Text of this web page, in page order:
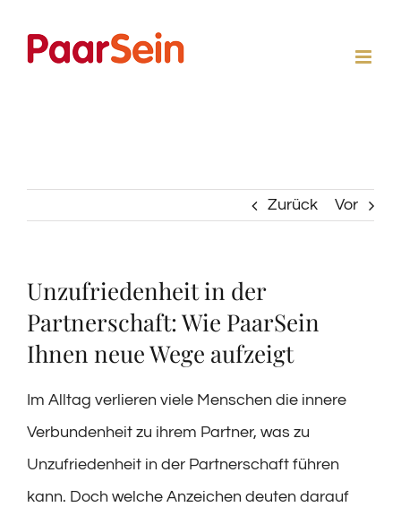
Inhalt
Zurück Vor
Unzufriedenheit in der
Partnerschaft: Wie PaarSein
Ihnen neue Wege aufzeigt
Im Alltag verlieren viele Menschen die innere
Verbundenheit zu ihrem Partner, was zu
Unzufriedenheit in der Partnerschaft führen
kann. Doch welche Anzeichen deuten darauf